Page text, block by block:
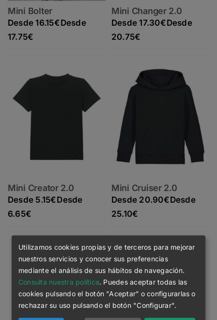
Mini Bolter
16.15€
17.75€
Mini Changer 2.0
17.30€
20.75€
Mini Creator 2.0
5.15€
6.65€
Mini Cruiser 2.0
20.90€
25.10€
Utilizamos cookies propias y de terceros para mejorar
nuestros servicios y conocer sus preferencias
mediante el análisis de sus hábitos de navegación.
Consulta nuestra política. Puedes aceptar todas las
cookies pulsando el botón "Aceptar” o configurarlas o
rechazar su uso pulsando el botón "Configurar".